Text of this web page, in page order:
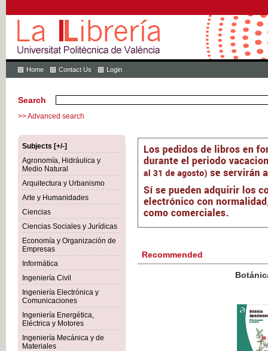
Home Contact Us Login
Search
>> Advanced search
Subjects [+/-]
Agronomía, Hidráulica y
Medio Natural
Arquitectura y Urbanismo
Arte y Humanidades
Ciencias
Ciencias Sociales y Jurídicas
Economía y Organización de
Empresas
Informática
Ingeniería Civil
Ingeniería Electrónica y
Comunicaciones
Ingeniería Energética,
Eléctrica y Motores
Ingeniería Mecánica y de
Materiales
Recommended
Botánica Agroalimentaria
VAT